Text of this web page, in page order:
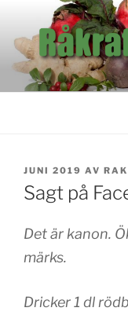
innehåll
Tidningen för dig
PUBLICERAT
JUNI 2019 AV
Sagt på
Det är kanon.
märks.
Dricker 1 dl